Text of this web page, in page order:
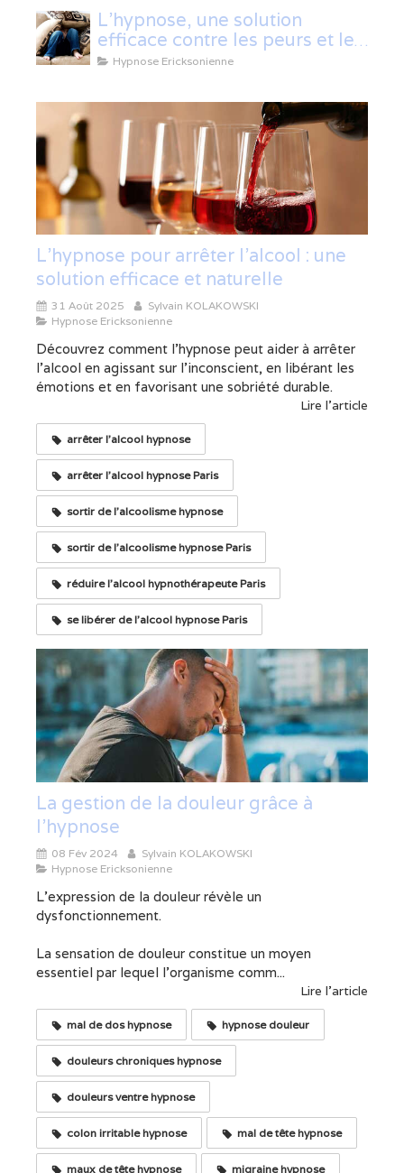
L'hypnose, une solution
efficace contre les peurs et les
phobies
Hypnose Ericksonienne
L’hypnose pour arrêter l’alcool : une
solution efficace et naturelle
31 Août 2025
Sylvain KOLAKOWSKI
Hypnose Ericksonienne
Découvrez comment l’hypnose peut aider à arrêter
l’alcool en agissant sur l’inconscient, en libérant les
émotions et en favorisant une sobriété durable.
Lire l'article
arrêter l'alcool hypnose
arrêter l'alcool hypnose Paris
sortir de l'alcoolisme hypnose
sortir de l'alcoolisme hypnose Paris
réduire l'alcool hypnothérapeute Paris
se libérer de l'alcool hypnose Paris
La gestion de la douleur grâce à
l'hypnose
08 Fév 2024
Sylvain KOLAKOWSKI
Hypnose Ericksonienne
L'expression de la douleur révèle un
dysfonctionnement.
La sensation de douleur constitue un moyen
essentiel par lequel l'organisme comm...
Lire l'article
mal de dos hypnose hypnose douleur
douleurs chroniques hypnose
douleurs ventre hypnose
colon irritable hypnose mal de tête hypnose
maux de tête hypnose migraine hypnose